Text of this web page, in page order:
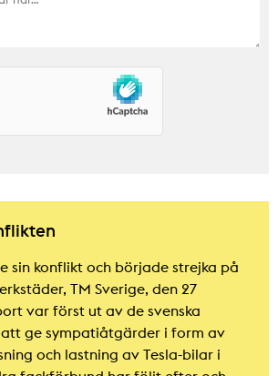
sin konflikt och började strejka på
TM Sverige, den 27
var först ut av de svenska
ge sympatiåtgärder i form av
och lastning av Tesla-bilar i